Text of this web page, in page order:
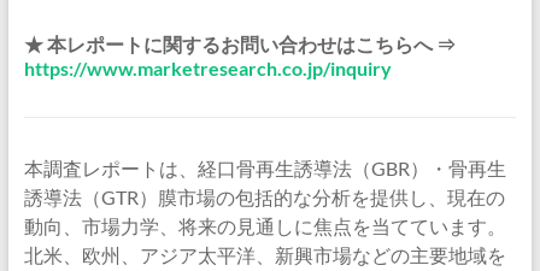
★ 本レポートに関するお問い合わせはこちらへ ⇒
https://www.marketresearch.co.jp/inquiry
本調査レポートは、経口骨再生誘導法（GBR）・骨再生
誘導法（GTR）膜市場の包括的な分析を提供し、現在の
動向、市場力学、将来の見通しに焦点を当てています。
北米、欧州、アジア太平洋、新興市場などの主要地域を